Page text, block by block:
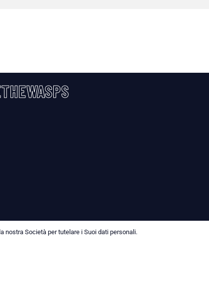
nostra Società per tutelare i Suoi dati personali.